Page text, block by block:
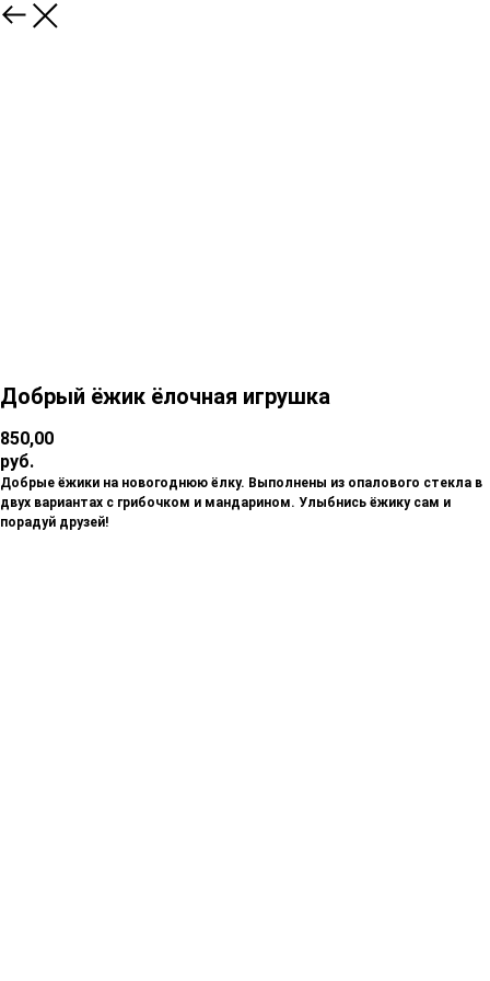
Добрый ёжик ёлочная игрушка
850,00
руб.
Добрые ёжики на новогоднюю ёлку. Выполнены из опалового стекла в
двух вариантах с грибочком и мандарином. Улыбнись ёжику сам и
порадуй друзей!